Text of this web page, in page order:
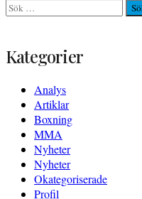
Sök
efter:
Kategorier
Analys
Artiklar
Boxning
MMA
Nyheter
Nyheter
Okategoriserade
Profil